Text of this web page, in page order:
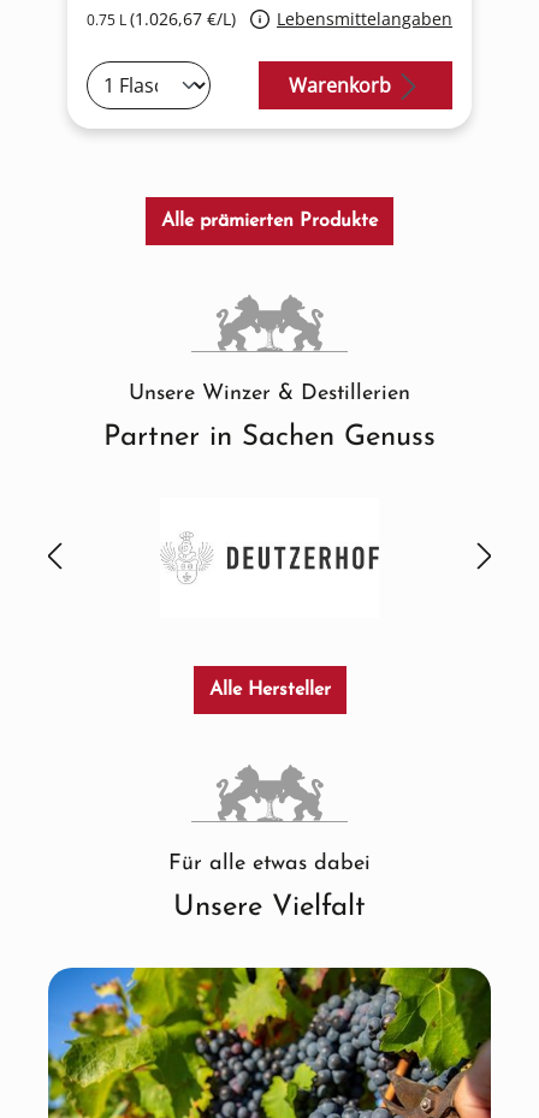
0.75 L(1.026,67 €/L) Lebensmittelangaben
Warenkorb
Alle prämierten Produkte
Unsere Winzer & Destillerien
Partner in Sachen Genuss
Alle Hersteller
Für alle etwas dabei
Unsere Vielfalt